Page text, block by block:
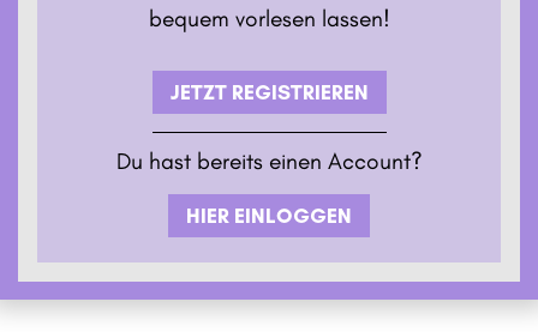
bequem vorlesen lassen!
JETZT REGISTRIEREN
Du hast bereits einen Account?
HIER EINLOGGEN